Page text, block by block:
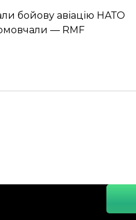
бойову авіацію НАТО
— RMF